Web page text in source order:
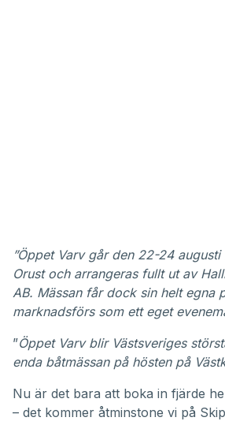
”Öppet Varv går den 22-24
Orust och arrangeras fullt ut av
AB. Mässan får dock sin helt egna
marknadsförs som ett eget
”Öppet Varv blir Västsveriges
enda båtmässan på hösten på
Nu är det bara att boka in fjärde
– det kommer åtminstone vi på